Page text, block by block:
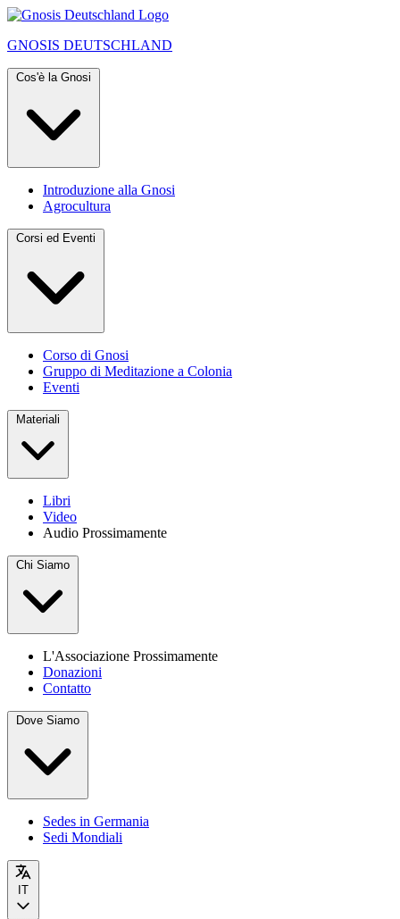
GNOSIS DEUTSCHLAND
Cos'è la Gnosi
Introduzione alla Gnosi
Agrocultura
Corsi ed Eventi
Corso di Gnosi
Gruppo di Meditazione a Colonia
Eventi
Materiali
Libri
Video
Audio Prossimamente
Chi Siamo
L'Associazione Prossimamente
Donazioni
Contatto
Dove Siamo
Sedes in Germania
Sedi Mondiali
IT